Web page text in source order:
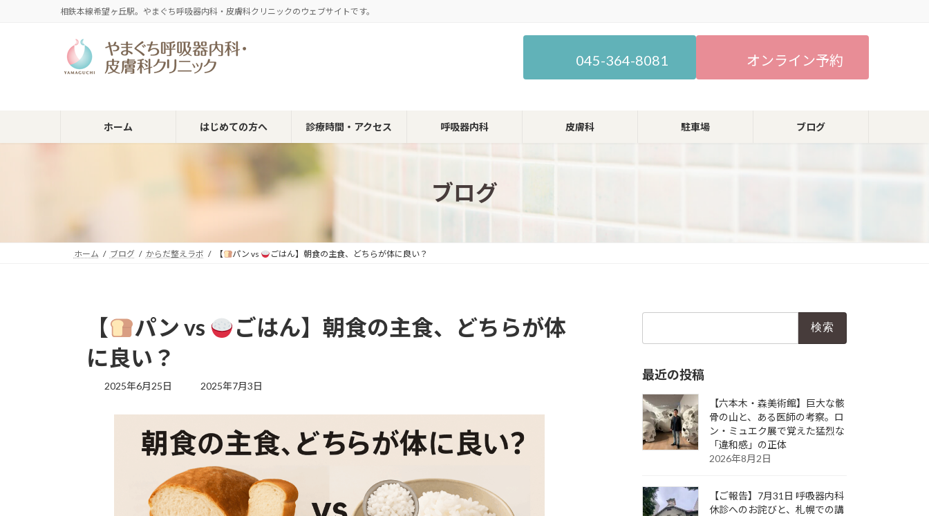
ッ
移
相鉄本線希望ヶ丘駅。やまぐち呼吸器内科・皮膚科クリニックのウェブサイトです。
045-364-8081 オンライン予約
ホーム はじめての方へ 診療時間・アクセス 呼吸器内科 皮膚科 駐車場 ブログ
ブログ
ホーム ブログ からだ整えラボ 【 パン vs ごはん】朝食の主食、どちらが体に良い？
【 パン vs
ごはん】朝食の主食、どちらが体
に良い？
2025年6月25日
最
更
日
時
:
2025年7月3日
最近の投稿
【六本木・森美術館】巨大な骸
骨の山と、ある医師の考察。ロ
ン・ミュエク展で覚えた猛烈な
「違和感」の正体
2026年8月2日
【ご報告】7月31日 呼吸器内科
休診へのお詫びと、札幌での講